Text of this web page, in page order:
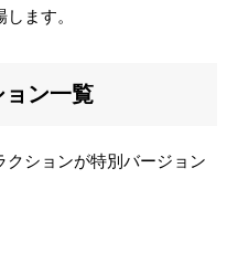
ます。
ン一覧
ションが特別バージョン